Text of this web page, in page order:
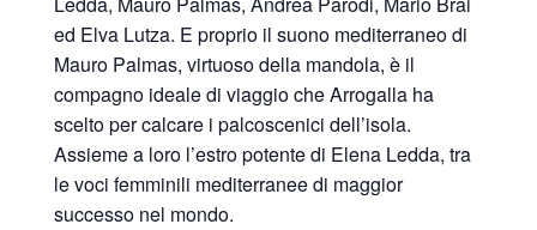
ed Elva Lutza. E proprio il suono mediterraneo di
Mauro Palmas, virtuoso della mandola, è il
compagno ideale di viaggio che Arrogalla ha
scelto per calcare i palcoscenici dell’isola.
Assieme a loro l’estro potente di Elena Ledda, tra
le voci femminili mediterranee di maggior
successo nel mondo.